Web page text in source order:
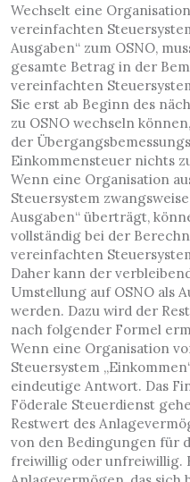
Wechselt eine
vereinfachten
Ausgaben“ zum OSNO,
gesamte Betrag in der
vereinfachten
Sie erst ab Beginn des
zu OSNO wechseln
der
Einkommensteuer nichts
Wenn eine Organisation
Steuersystem
Ausgaben“ überträgt,
vollständig bei der
vereinfachten
Daher kann der
Umstellung auf OSNO als
werden. Dazu wird der
nach folgender Formel
Wenn eine Organisation
Steuersystem
eindeutige Antwort. Das
Föderale Steuerdienst
Restwert des
von den Bedingungen für
freiwillig oder unfreiwillig.